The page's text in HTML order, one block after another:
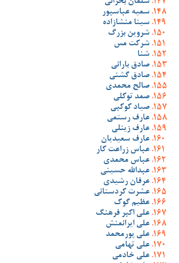
سلمان بحرانی
سمیه عباسپور
سینا منشازاده
شروین بزرگ
شرکت مس
شنا
صادق بارانی
صادق گشنی
صالح محمدی
صمد توکلی
صیاد کوکبی
عارف رستمی
عارف زینلی
عارف سعیدیان
عباس زراعت کار
عباس محمدی
عبدالله حسینی
عرفان رشیدی
عشرت کردستانی
عظیم گوک
علی اکبر فرهنگ
علی ایرانمنش
علی پورمحمد
علی تهامی
علی خادمی